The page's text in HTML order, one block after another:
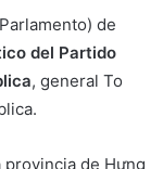
de
del Partido
, general To
provincia de Hưng